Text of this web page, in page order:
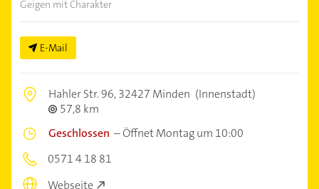
Geigen mit Charakter
E-Mail
Hahler Str. 96,32427 Minden (Innenstadt)
57,8 km
Geschlossen –Öffnet Montag um 10:00
0571 4 18 81
Webseite